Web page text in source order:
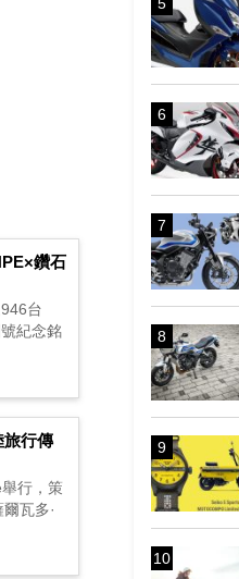
鑽石
台
紀念銘
旅行傳
行，策
瓦多·